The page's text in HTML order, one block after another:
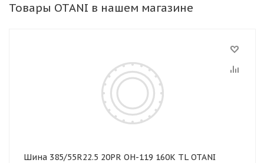
Товары OTANI в нашем магазине
Шина 385/55R22.5 20PR OH-119 160K TL OTANI